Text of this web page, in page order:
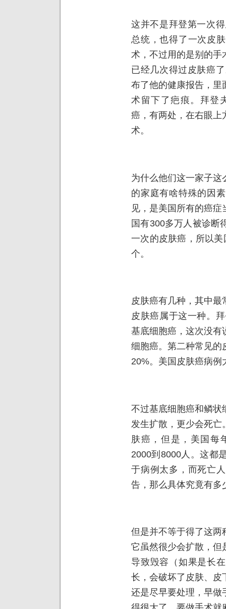
这并不是拜登第一次
总统，也得了一次皮
术，不过用的是别的手
已经几次得过皮肤癌
布了他的健康报告，里
术留下了疤痕。拜登
癌，有两处，在右眼上
术。
为什么他们这一家子
的家庭有啥特殊的因
见，是美国所有的癌
国有300多万人被诊断
一次的皮肤癌，所以
个。
皮肤癌有几种，其中
皮肤癌属于这一种。
基底细胞癌，这次没有
细胞癌。第二种常见的
20%。美国皮肤癌病
不过基底细胞癌和鳞状
发生扩散，更少会死
肤癌，但是，美国每
2000到8000人。这都
于病例太多，而死亡
告，那么具体究竟有多
但是并不等于得了这两
它虽然很少会扩散，但
导致毁容（如果是长
长，会破坏了皮肤、皮
还是尽早要处理，早做